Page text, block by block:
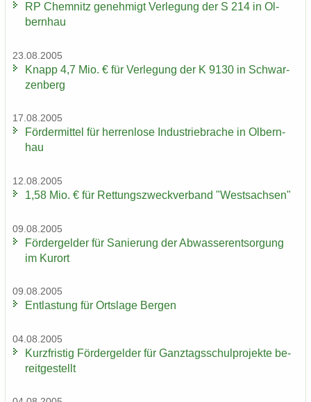
RP Chem­nitz ge­neh­migt Ver­le­gung der S 214 in Ol­
bern­hau
23.08.2005
Knapp 4,7 Mio. € für Ver­le­gung der K 9130 in Schwar­
zen­berg
17.08.2005
För­der­mit­tel für her­ren­lo­se In­dus­trie­bra­che in Ol­bern­
hau
12.08.2005
1,58 Mio. € für Ret­tungs­zweck­ver­band "West­sach­sen"
09.08.2005
För­der­gel­der für Sa­nie­rung der Ab­was­ser­ent­sor­gung
im Kur­ort
09.08.2005
Ent­las­tung für Orts­la­ge Ber­gen
04.08.2005
Kurz­fris­tig För­der­gel­der für Ganz­tags­schul­pro­jek­te be­
reit­ge­stellt